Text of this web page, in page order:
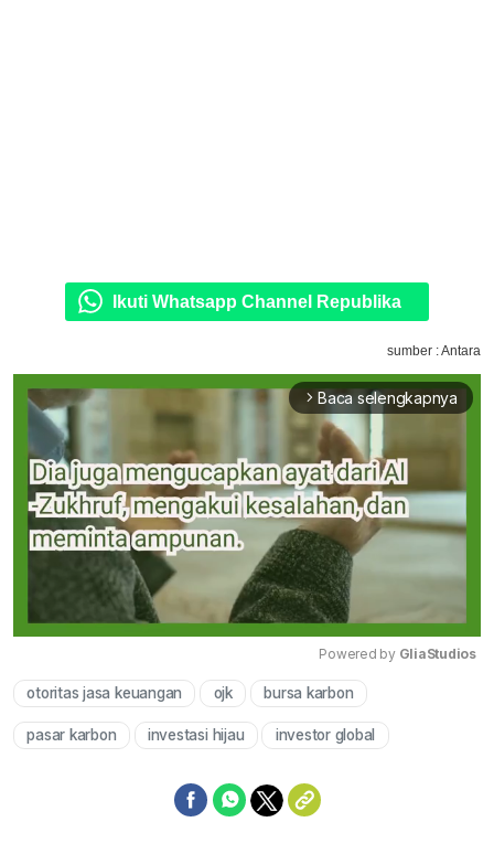
Ikuti Whatsapp Channel Republika
sumber : Antara
arrow_forward_ios Baca selengkapnya
Powered by GliaStudios
otoritas jasa keuangan ojk bursa karbon
pasar karbon investasi hijau investor global